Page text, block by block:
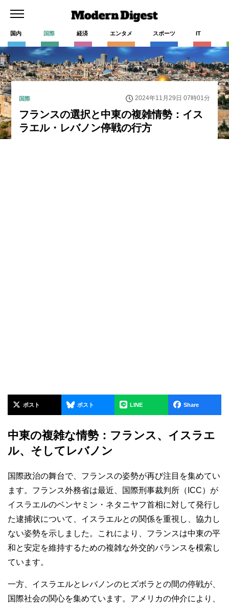
国内 国際 経済 エンタメ スポーツ IT
国際 2024年11月29日 07時01分
フランスの選択と中東の複雑情勢：イス
ラエル・レバノン停戦の行方
ポスト ポスト LINE Share
中東の複雑な情勢：フランス、イスラエ
ル、そしてレバノン
国際政治の舞台で、フランスの姿勢が再び注目を集めてい
ます。フランス外務省は最近、国際刑事裁判所（ICC）が
イスラエルのベンヤミン・ネタニヤフ首相に対して発行し
た逮捕状について、イスラエルとの関係を重視し、協力し
ない姿勢を示しました。これにより、フランスは中東の平
和と安定を維持するための複雑な外交的バランスを模索し
ています。
一方、イスラエルとレバノンのヒズボラとの間の停戦が、
国際社会の関心を集めています。アメリカの仲介により、